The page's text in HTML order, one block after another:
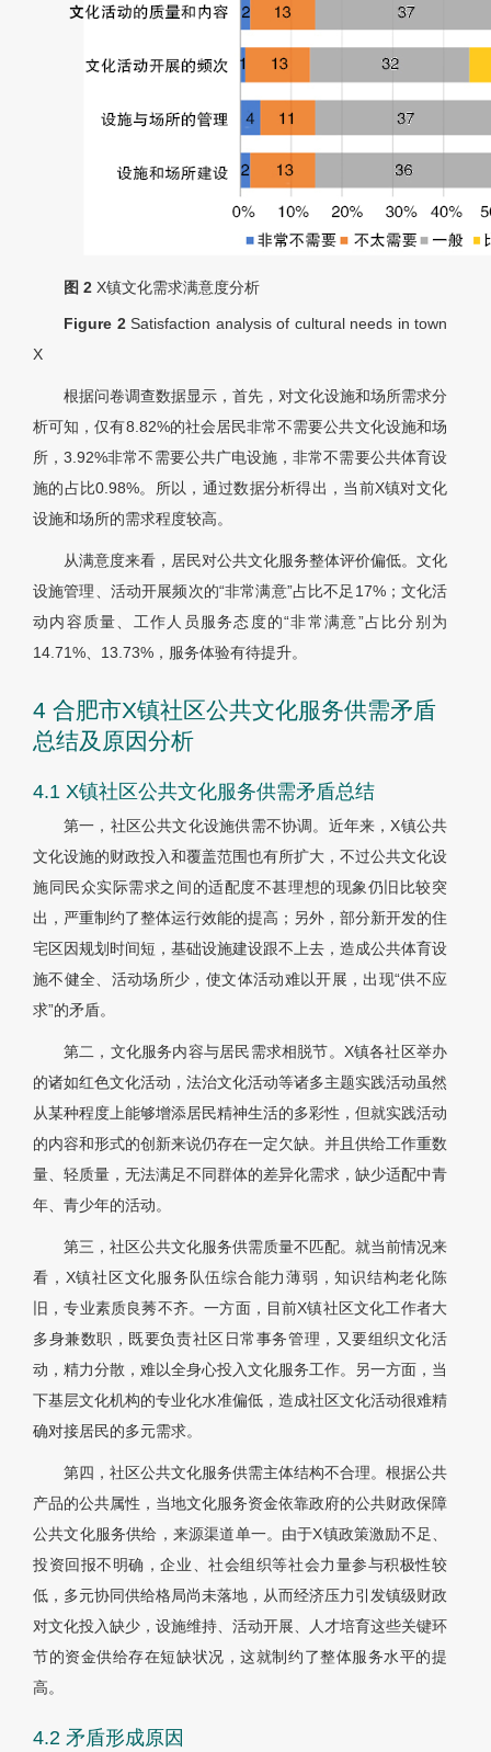
图 2 X镇文化需求满意度分析
Figure 2 Satisfaction analysis of cultural needs in town
X
根据问卷调查数据显示，首先，对文化设施和场所需求分
析可知，仅有8.82%的社会居民非常不需要公共文化设施和场
所，3.92%非常不需要公共广电设施，非常不需要公共体育设
施的占比0.98%。所以，通过数据分析得出，当前X镇对文化
设施和场所的需求程度较高。
从满意度来看，居民对公共文化服务整体评价偏低。文化
设施管理、活动开展频次的“非常满意”占比不足17%；文化活
动内容质量、工作人员服务态度的“非常满意”占比分别为
14.71%、13.73%，服务体验有待提升。
4 合肥市X镇社区公共文化服务供需矛盾
总结及原因分析
4.1 X镇社区公共文化服务供需矛盾总结
第一，社区公共文化设施供需不协调。近年来，X镇公共
文化设施的财政投入和覆盖范围也有所扩大，不过公共文化设
施同民众实际需求之间的适配度不甚理想的现象仍旧比较突
出，严重制约了整体运行效能的提高；另外，部分新开发的住
宅区因规划时间短，基础设施建设跟不上去，造成公共体育设
施不健全、活动场所少，使文体活动难以开展，出现“供不应
求”的矛盾。
第二，文化服务内容与居民需求相脱节。X镇各社区举办
的诸如红色文化活动，法治文化活动等诸多主题实践活动虽然
从某种程度上能够增添居民精神生活的多彩性，但就实践活动
的内容和形式的创新来说仍存在一定欠缺。并且供给工作重数
量、轻质量，无法满足不同群体的差异化需求，缺少适配中青
年、青少年的活动。
第三，社区公共文化服务供需质量不匹配。就当前情况来
看，X镇社区文化服务队伍综合能力薄弱，知识结构老化陈
旧，专业素质良莠不齐。一方面，目前X镇社区文化工作者大
多身兼数职，既要负责社区日常事务管理，又要组织文化活
动，精力分散，难以全身心投入文化服务工作。另一方面，当
下基层文化机构的专业化水准偏低，造成社区文化活动很难精
确对接居民的多元需求。
第四，社区公共文化服务供需主体结构不合理。根据公共
产品的公共属性，当地文化服务资金依靠政府的公共财政保障
公共文化服务供给，来源渠道单一。由于X镇政策激励不足、
投资回报不明确，企业、社会组织等社会力量参与积极性较
低，多元协同供给格局尚未落地，从而经济压力引发镇级财政
对文化投入缺少，设施维持、活动开展、人才培育这些关键环
节的资金供给存在短缺状况，这就制约了整体服务水平的提
高。
4.2 矛盾形成原因